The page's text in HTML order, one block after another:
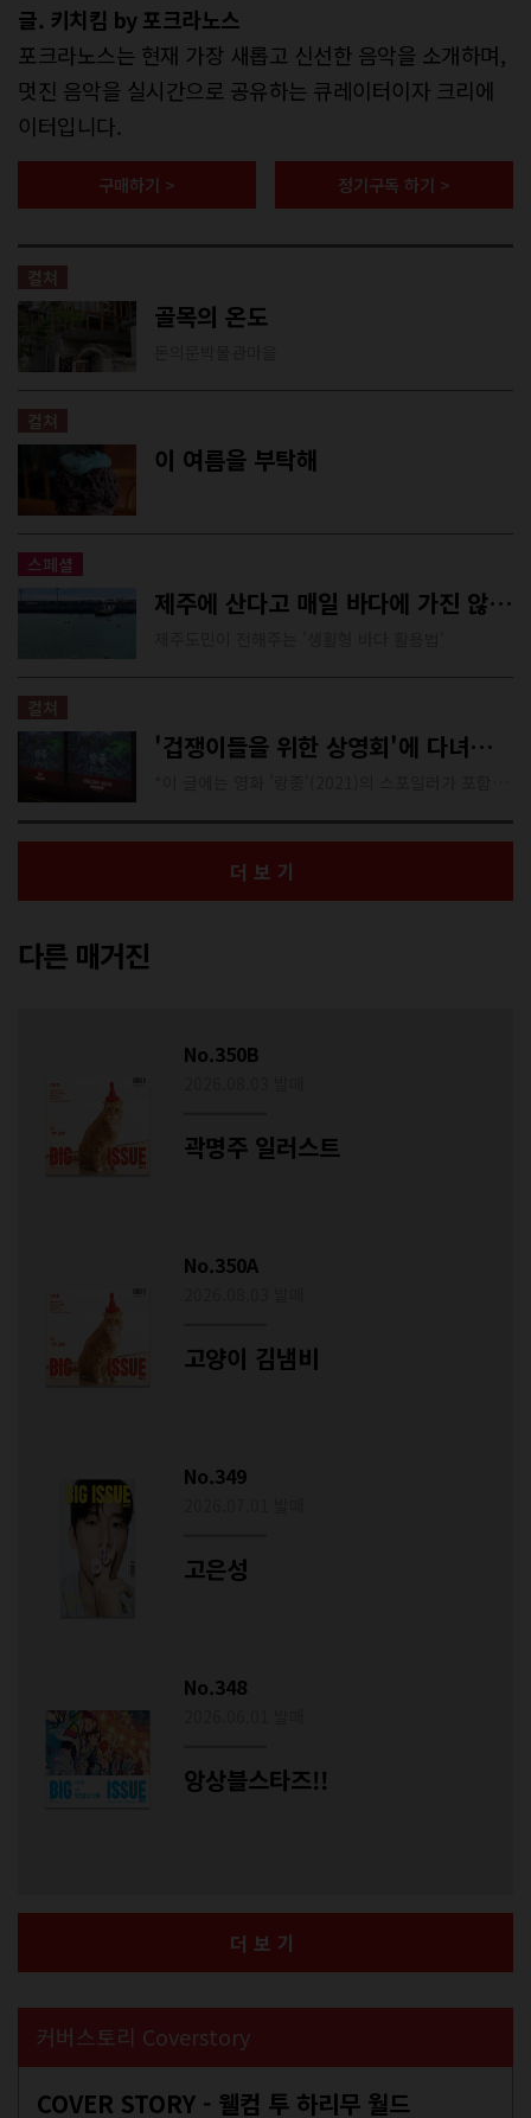
글. 키치킴 by 포크라노스
포크라노스는 현재 가장 새롭고 신선한 음악을 소개하며,
멋진 음악을 실시간으로 공유하는 큐레이터이자 크리에
이터입니다.
구매하기 > 정기구독 하기 >
컬쳐
골목의 온도
컬쳐
이 여름을 부탁해
스페셜
제주에 산다고 매일 바다에 가진 않지만
컬쳐
'겁쟁이들을 위한 상영회'에 다녀오다.
더보기
다른 매거진
No.350B
곽명주 일러스트
No.350A
고양이 김냄비
No.349
고은성
No.348
앙상블스타즈!!
더보기
커버스토리 Coverstory
COVER STORY - 웰컴 투 하리무 월드